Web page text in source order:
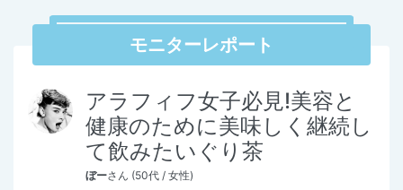
モニターレポート
アラフィフ女子必見!美容と
健康のために美味しく継続し
て飲みたいぐり茶
ぼーさん (50代 / 女性)